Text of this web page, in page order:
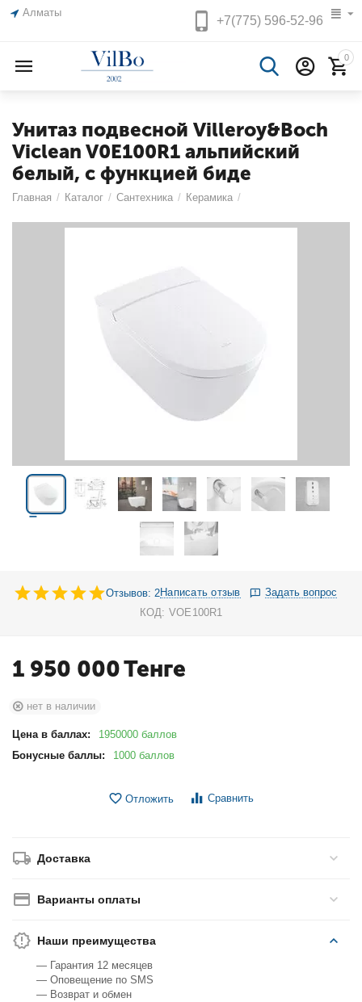
Алматы
+7(775)596-52-96
0
Унитаз подвесной Villeroy&Boch
Viclean V0E100R1 альпийский
белый, с функцией биде
Главная / Каталог / Сантехника / Керамика /
Отзывов: 2Написать отзыв
Задать вопрос
КОД: VOE100R1
1 950 000Тенге
нет в наличии
Цена в баллах:
1950000 баллов
Бонусные баллы:
1000 баллов
Отложить Сравнить
Доставка
Варианты оплаты
Наши преимущества
— Гарантия 12 месяцев
— Оповещение по SMS
— Возврат и обмен